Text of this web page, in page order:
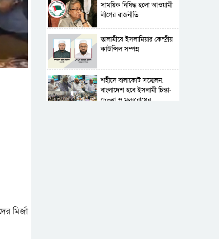
মির্জা
সাময়িক নিষিদ্ধ হলো আওয়ামী
লীগের রাজনীতি
‎তালামীযে ইসলামিয়ার কেন্দ্রীয়
কাউন্সিল সম্পন্ন
শহীদে বালাকোট সম্মেলন:
বাংলাদেশ হবে ইসলামী চিন্তা-
চেতনা ও মূল্যবোধের